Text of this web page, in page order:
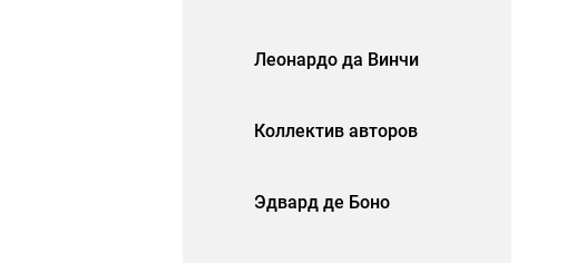
Леонардо да Винчи
Коллектив авторов
Эдвард де Боно